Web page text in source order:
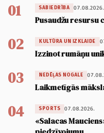
01 SABIEDRĪBA 07.08.2026.
Pusaudžu resursu
02 KULTŪRA UN IZKLAIDE
Izzinot rumāņu
03 NEDĒĻAS NOGALE
Laikmetīgās
04 SPORTS 07.08.2026.
«Salacas